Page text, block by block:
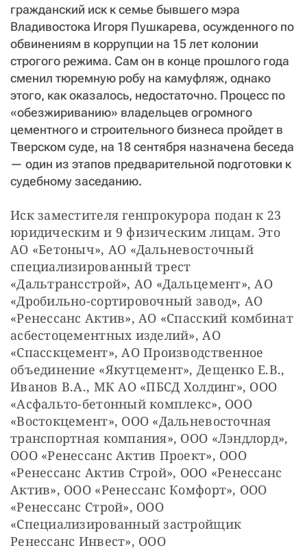
гражданский иск к семье бывшего мэра
Владивостока Игоря Пушкарева, осужденного по
обвинениям в коррупции на 15 лет колонии
строгого режима. Сам он в конце прошлого года
сменил тюремную робу на камуфляж, однако
этого, как оказалось, недостаточно. Процесс по
«обезжириванию» владельцев огромного
цементного и строительного бизнеса пройдет в
Тверском суде, на 18 сентября назначена беседа
— один из этапов предварительной подготовки к
судебному заседанию.
Иск заместителя генпрокурора подан к 23
юридическим и 9 физическим лицам. Это
АО «Бетоныч», АО «Дальневосточный
специализированный трест
«Дальтрансстрой», АО «Дальцемент», АО
«Дробильно-сортировочный завод», АО
«Ренессанс Актив», АО «Спасский комбинат
асбестоцементных изделий», АО
«Спасскцемент», АО Производственное
объединение «Якутцемент», Дещенко Е.В.,
Иванов В.А., МК АО «ПБСД Холдинг», ООО
«Асфальто-бетонный комплекс», ООО
«Востокцемент», ООО «Дальневосточная
транспортная компания», ООО «Лэндлорд»,
ООО «Ренессанс Актив Проект», ООО
«Ренессанс Актив Строй», ООО «Ренессанс
Актив», ООО «Ренессанс Комфорт», ООО
«Ренессанс Строй», ООО
«Специализированный застройщик
Ренессанс Инвест», ООО